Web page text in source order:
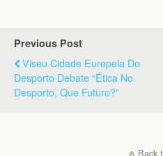
Previous Post
Viseu Cidade Europeia Do
Desporto Debate “Ética No
Desporto, Que Futuro?”
Back